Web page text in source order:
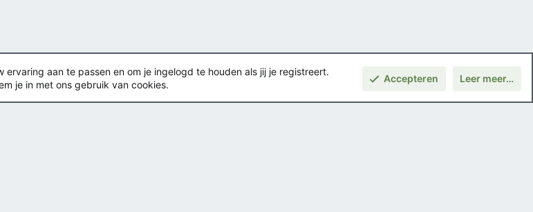
aan te passen en om je ingelogd te houden als jij je registreert.
je in met ons gebruik van cookies.
Accepteren Leer meer…